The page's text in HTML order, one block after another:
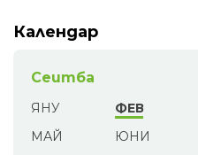
Календар
Сеитба
ЯНУ ФЕВ
МАЙ
ЮНИ